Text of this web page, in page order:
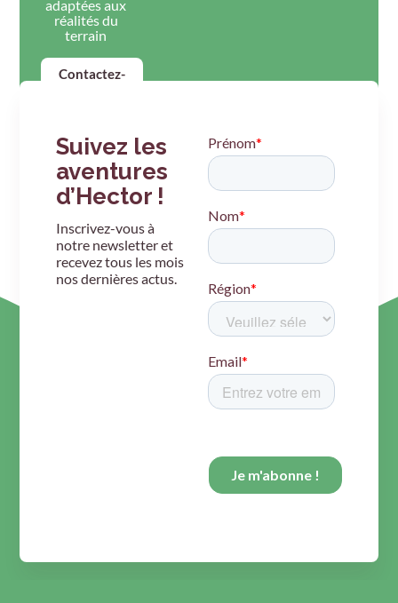
adaptées aux
réalités du
terrain
Contactez-
Suivez les
aventures
d’Hector !
Inscrivez-vous à
notre newsletter et
recevez tous les mois
nos dernières actus.